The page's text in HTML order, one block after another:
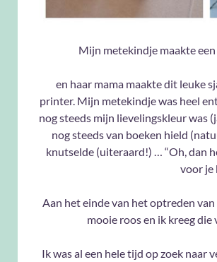
Mijn metekindje maakte
en haar mama maakte dit leuke
printer. Mijn metekindje was heel
nog steeds mijn lievelingskleur was
nog steeds van boeken hield
knutselde (uiteraard!) … “Oh, dan
voor je
Aan het einde van het optreden
mooie roos en ik kreeg die
Ik was al een hele tijd op zoek naar